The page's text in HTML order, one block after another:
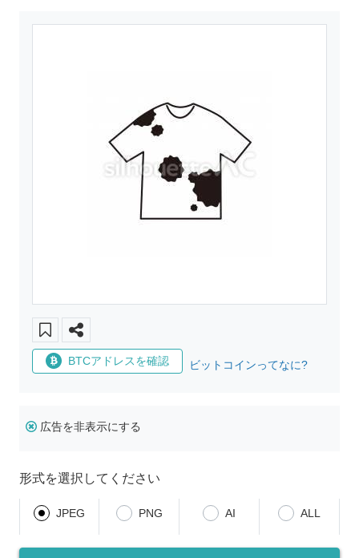
BTCアドレスを確認 ビットコインってなに?
広告を非表示にする
形式を選択してください
JPEG PNG AI ALL